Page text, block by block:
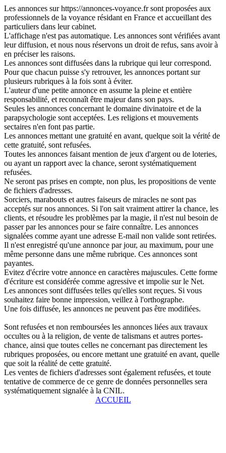
Les annonces sur https://annonces-voyance.fr sont proposées aux
professionnels de la voyance résidant en France et accueillant des
particuliers dans leur cabinet.
L'affichage n'est pas automatique. Les annonces sont vérifiées avant
leur diffusion, et nous nous réservons un droit de refus, sans avoir à
en préciser les raisons.
Les annonces sont diffusées dans la rubrique qui leur correspond.
Pour que chacun puisse s'y retrouver, les annonces portant sur
plusieurs rubriques à la fois sont à éviter.
L'auteur d'une petite annonce en assume la pleine et entière
responsabilité, et reconnaît être majeur dans son pays.
Seules les annonces concernant le domaine divinatoire et de la
parapsychologie sont acceptées. Les religions et mouvements
sectaires n'en font pas partie.
Les annonces mettant une gratuité en avant, quelque soit la vérité de
cette gratuité, sont refusées.
Toutes les annonces faisant mention de jeux d'argent ou de loteries,
ou ayant un rapport avec la chance, seront systématiquement
refusées.
Ne seront pas prises en compte, non plus, les propositions de vente
de fichiers d'adresses.
Sorciers, marabouts et autres faiseurs de miracles ne sont pas
acceptés sur nos annonces. Si l'on sait vraiment attirer la chance, les
clients, et résoudre les problèmes par la magie, il n'est nul besoin de
passer par les annonces pour se faire connaître. Les annonces
signalées comme ayant une adresse E-mail non valide sont retirées.
Il n'est enregistré qu'une annonce par jour, au maximum, pour une
même personne dans une même rubrique. Ces annonces sont
payantes.
Evitez d'écrire votre annonce en caractères majuscules. Cette forme
d'écriture est considérée comme agressive et impolie sur le Net.
Les annonces sont diffusées telles qu'elles sont reçues. Si vous
souhaitez faire bonne impression, veillez à l'orthographe.
Une fois diffusée, les annonces ne peuvent pas être modifiées.
Sont refusées et non remboursées les annonces liées aux travaux
occultes ou à la religion, de vente de talismans et autres portes-
chance, ainsi que toutes celles ne concernant pas directement les
rubriques proposées, ou encore mettant une gratuité en avant, quelle
que soit la réalité de cette gratuité.
Les ventes de fichiers d'adresses sont également refusées, et toute
tentative de commerce de ce genre de données personnelles sera
systématiquement signalée à la CNIL.
ACCUEIL